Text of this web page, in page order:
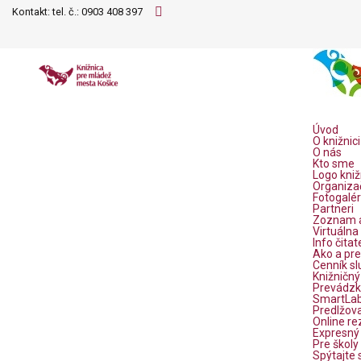
Kontakt: tel. č.: 0903 408 397
Úvod
O knižnici
O nás
Kto sme
Logo
Partneri
Zoznam
Virtuálna
Info
Ako a
Cenník
Online
Pre školy
Spýtajte